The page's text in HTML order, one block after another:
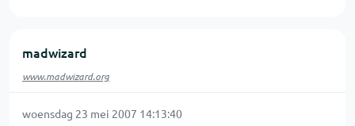
madwizard
www.madwizard.org
woensdag 23 mei 2007 14:13:40